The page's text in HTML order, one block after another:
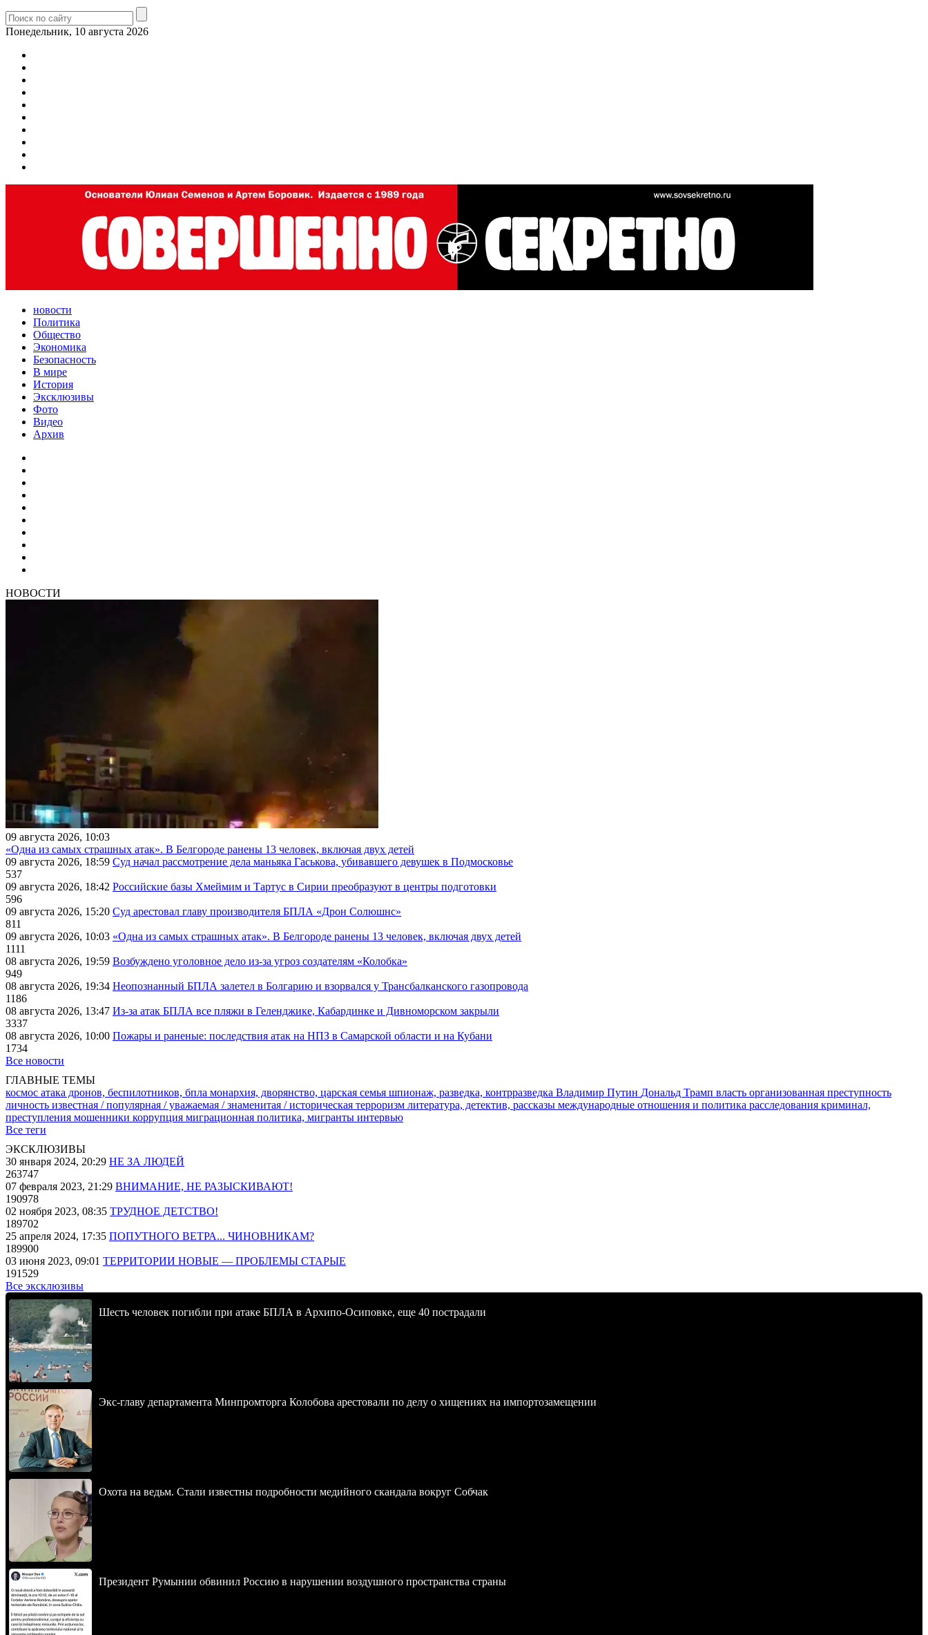
Понедельник, 10 августа 2026
новости
Политика
Общество
Экономика
Безопасность
В мире
История
Эксклюзивы
Фото
Видео
Архив
НОВОСТИ
09 августа 2026, 10:03
«Одна из самых страшных атак». В Белгороде ранены 13 человек, включая двух детей
09 августа 2026, 18:59 Суд начал рассмотрение дела маньяка Гаськова, убивавшего девушек в Подмосковье
537
09 августа 2026, 18:42 Российские базы Хмеймим и Тартус в Сирии преобразуют в центры подготовки
596
09 августа 2026, 15:20 Суд арестовал главу производителя БПЛА «Дрон Солюшнс»
811
09 августа 2026, 10:03 «Одна из самых страшных атак». В Белгороде ранены 13 человек, включая двух детей
1111
08 августа 2026, 19:59 Возбуждено уголовное дело из-за угроз создателям «Колобка»
949
08 августа 2026, 19:34 Неопознанный БПЛА залетел в Болгарию и взорвался у Трансбалканского газопровода
1186
08 августа 2026, 13:47 Из-за атак БПЛА все пляжи в Геленджике, Кабардинке и Дивноморском закрыли
3337
08 августа 2026, 10:00 Пожары и раненые: последствия атак на НПЗ в Самарской области и на Кубани
1734
Все новости
ГЛАВНЫЕ ТЕМЫ
космос атака дронов, беспилотников, бпла монархия, дворянство, царская семья шпионаж, разведка, контрразведка Владимир Путин Дональд Трамп власть организованная преступность
личность известная / популярная / уважаемая / знаменитая / историческая терроризм литература, детектив, рассказы международные отношения и политика расследования криминал,
преступления мошенники коррупция миграционная политика, мигранты интервью
Все теги
ЭКСКЛЮЗИВЫ
30 января 2024, 20:29 НЕ ЗА ЛЮДЕЙ
263747
07 февраля 2023, 21:29 ВНИМАНИЕ, НЕ РАЗЫСКИВАЮТ!
190978
02 ноября 2023, 08:35 ТРУДНОЕ ДЕТСТВО!
189702
25 апреля 2024, 17:35 ПОПУТНОГО ВЕТРА... ЧИНОВНИКАМ?
189900
03 июня 2023, 09:01 ТЕРРИТОРИИ НОВЫЕ — ПРОБЛЕМЫ СТАРЫЕ
191529
Все эксклюзивы
Шесть человек погибли при атаке БПЛА в Архипо-Осиповке, еще 40 пострадали
Экс-главу департамента Минпромторга Колобова арестовали по делу о хищениях на импортозамещении
Охота на ведьм. Стали известны подробности медийного скандала вокруг Собчак
Президент Румынии обвинил Россию в нарушении воздушного пространства страны